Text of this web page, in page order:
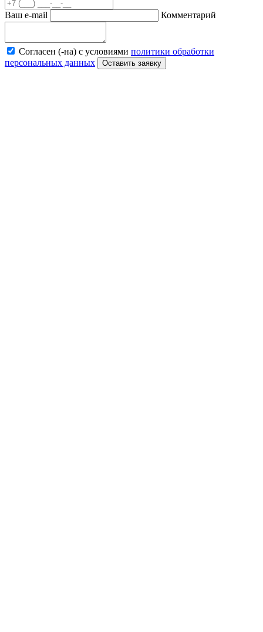
Ваш e-mail Комментарий
Согласен (-на) с условиями политики обработки
персональных данных